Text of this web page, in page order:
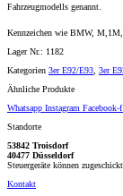
Fahrzeugmodells genannt.
Kennzeichen wie BMW,
Lager Nr.: 1182
Kategorien 3er E92/E93 3er
Ähnliche Produkte
Whatsapp Instagram Facebook-f
Standorte
53842 Troisdorf
40477 Düsseldorf
Steuergeräte können
Kontakt